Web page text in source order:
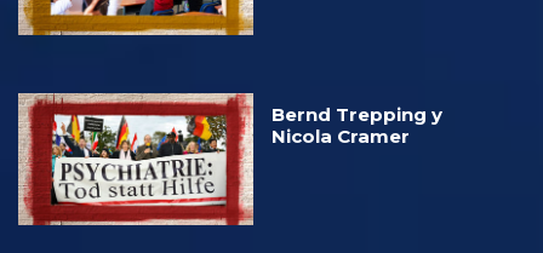
Bernd Trepping y
Nicola Cramer